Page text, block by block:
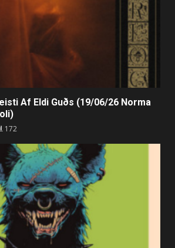
Af Eldi Guðs (19/06/26 Norma
172